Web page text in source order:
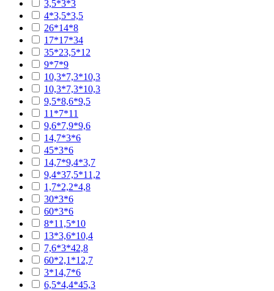
3,5*3*3
4*3,5*3,5
26*14*8
17*17*34
35*23,5*12
9*7*9
10,3*7,3*10,3
10,3*7,3*10,3
9,5*8,6*9,5
11*7*11
9,6*7,9*9,6
14,7*3*6
45*3*6
14,7*9,4*3,7
9,4*37,5*11,2
1,7*2,2*4,8
30*3*6
60*3*6
8*11,5*10
13*3,6*10,4
7,6*3*42,8
60*2,1*12,7
3*14,7*6
6,5*4,4*45,3